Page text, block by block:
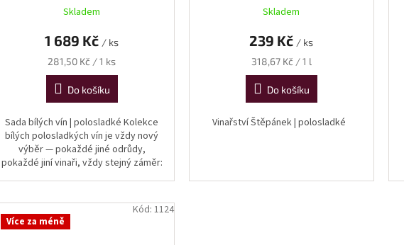
Skladem
1 689 Kč / ks
Měrná
cena:
281,50 Kč / 1 ks
Do košíku
Sada bílých vín | polosladké Kolekce
bílých polosladkých vín je vždy nový
výběr — pokaždé jiné odrůdy,
pokaždé jiní vinaři, vždy stejný záměr:
Skladem
239 Kč / ks
Měrná
cena:
318,67 Kč / 1 l
Do košíku
Vinařství Štěpánek | polosladké
Více za méně
Kód: 1124